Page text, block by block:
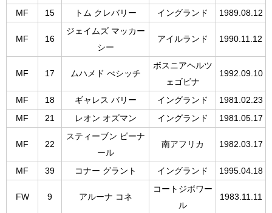
MF
15 トム クレバリー イングランド 1989.08.12
MF 16
ジェイムズ マッカー
シー
アイルランド 1990.11.12
MF 17 ムハメド べシッチ
ボスニアヘルツ
ェゴビナ
1992.09.10
MF 18 ギャレス バリー イングランド
1981.02.23
MF
21 レオン オズマン イングランド 1981.05.17
MF 22
スティーブン ピーナ
ール
南アフリカ 1982.03.17
MF 39 コナー グラント イングランド 1995.04.18
FW 9 アルーナ コネ
コートジボワー
ル
1983.11.11